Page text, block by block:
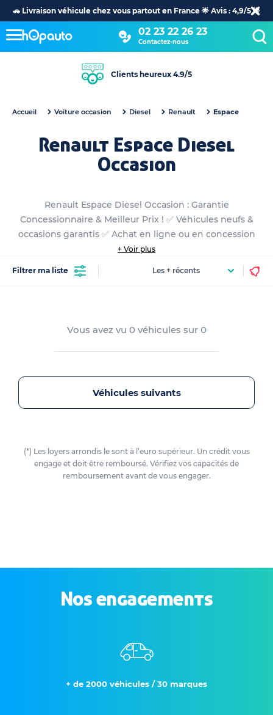
🚗 Livraison véhicule chez vous partout en France 🌟 Avis : 4,9/5 🌟
02 23 22 26 23
Contactez-nous
Clients heureux 4.9/5
Accueil Voiture occasion Diesel Renault Espace
Renault Espace Diesel
Occasion
Renault Espace Diesel Occasion : Garantie
Concessionnaire & Meilleur Prix ! ✅ Véhicules neufs &
occasions garantis ✅ Achat en ligne ou en concession
+ Voir plus
Filtrer ma liste
Vous avez vu 0 véhicules sur 0
Véhicules suivants
(*) Les loyers arrondis le sont à l’euro supérieur. Un crédit vous
engage et doit être remboursé. Vérifiez vos capacités de
remboursement avant de vous engager.
Nos engagements
+ de 2000 véhicules / 30 marques